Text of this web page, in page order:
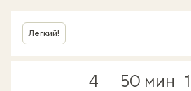
Легкий!
4 50 мин